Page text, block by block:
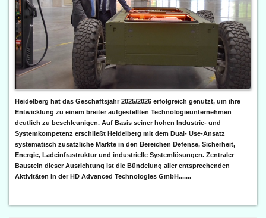
Heidelberg hat das Geschäftsjahr 2025/2026 erfolgreich genutzt, um ihre
Entwicklung zu einem breiter aufgestellten Technologieunternehmen
deutlich zu beschleunigen. Auf Basis seiner hohen Industrie- und
Systemkompetenz erschließt Heidelberg mit dem Dual- Use-Ansatz
systematisch zusätzliche Märkte in den Bereichen Defense, Sicherheit,
Energie, Ladeinfrastruktur und industrielle Systemlösungen. Zentraler
Baustein dieser Ausrichtung ist die Bündelung aller entsprechenden
Aktivitäten in der HD Advanced Technologies GmbH.......